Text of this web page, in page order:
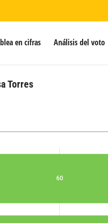
en cifras Análisis del voto
Torres
60